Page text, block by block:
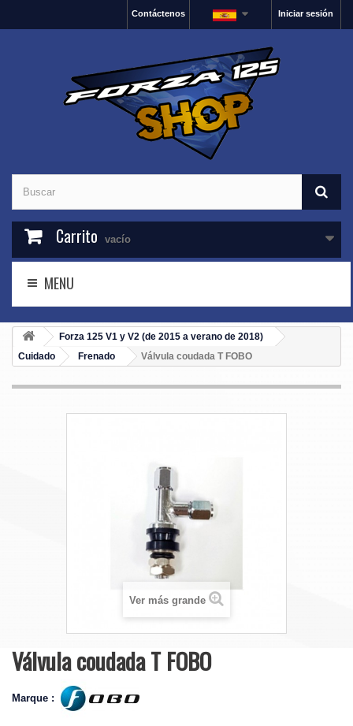
Iniciar sesión
Contáctenos
Carrito vacío
MENU
Forza 125 V1 y V2 (de 2015 a verano de 2018)
Cuidado
Frenado Válvula coudada T FOBO
Ver más grande
Válvula coudada T FOBO
Marque :